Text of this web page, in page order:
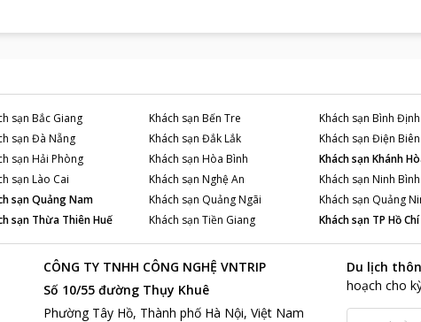
sạn Bắc Giang Khách sạn Bến Tre Khách sạn Bình Định
sạn Đà Nẵng Khách sạn Đắk Lắk Khách sạn Điện Biên
sạn Hải Phòng Khách sạn Hòa Bình Khách sạnKhánh
sạn Lào Cai Khách sạn Nghệ An Khách sạn Ninh Bình
sạnQuảng Nam Khách sạn Quảng Ngãi Khách sạn Quảng
sạn Thừa Thiên Huế Khách sạn Tiền Giang Khách sạn TP Hồ
CÔNG TY TNHH CÔNG NGHỆ VNTRIP
Số 10/55 đường Thụy Khuê
Phường Tây Hồ, Thành phố Hà Nội, Việt Nam
Du lịch
hoạch cho